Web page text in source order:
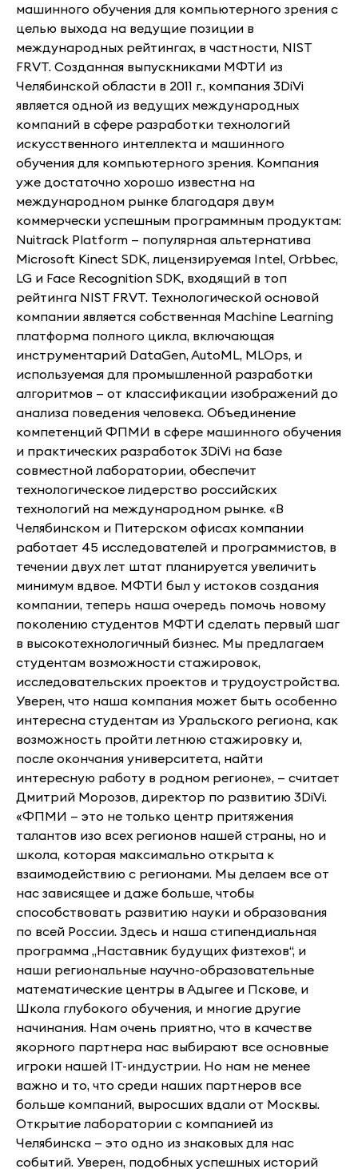
машинного обучения для компьютерного зрения с
целью выхода на ведущие позиции в
международных рейтингах, в частности, NIST
FRVT. Созданная выпускниками МФТИ из
Челябинской области в 2011 г., компания 3DiVi
является одной из ведущих международных
компаний в сфере разработки технологий
искусственного интеллекта и машинного
обучения для компьютерного зрения. Компания
уже достаточно хорошо известна на
международном рынке благодаря двум
коммерчески успешным программным продуктам:
Nuitrack Platform — популярная альтернатива
Microsoft Kinect SDK, лицензируемая Intel, Orbbec,
LG и Face Recognition SDK, входящий в топ
рейтинга NIST FRVT. Технологической основой
компании является собственная Machine Learning
платформа полного цикла, включающая
инструментарий DataGen, AutoML, MLOps, и
используемая для промышленной разработки
алгоритмов — от классификации изображений до
анализа поведения человека. Объединение
компетенций ФПМИ в сфере машинного обучения
и практических разработок 3DiVi на базе
совместной лаборатории, обеспечит
технологическое лидерство российских
технологий на международном рынке. «В
Челябинском и Питерском офисах компании
работает 45 исследователей и программистов, в
течении двух лет штат планируется увеличить
минимум вдвое. МФТИ был у истоков создания
компании, теперь наша очередь помочь новому
поколению студентов МФТИ сделать первый шаг
в высокотехнологичный бизнес. Мы предлагаем
студентам возможности стажировок,
исследовательских проектов и трудоустройства.
Уверен, что наша компания может быть особенно
интересна студентам из Уральского региона, как
возможность пройти летнюю стажировку и,
после окончания университета, найти
интересную работу в родном регионе», — считает
Дмитрий Морозов, директор по развитию 3DiVi.
«ФПМИ — это не только центр притяжения
талантов изо всех регионов нашей страны, но и
школа, которая максимально открыта к
взаимодействию с регионами. Мы делаем все от
нас зависящее и даже больше, чтобы
способствовать развитию науки и образования
по всей России. Здесь и наша стипендиальная
программа „Наставник будущих физтехов“, и
наши региональные научно-образовательные
математические центры в Адыгее и Пскове, и
Школа глубокого обучения, и многие другие
начинания. Нам очень приятно, что в качестве
якорного партнера нас выбирают все основные
игроки нашей IT-индустрии. Но нам не менее
важно и то, что среди наших партнеров все
больше компаний, выросших вдали от Москвы.
Открытие лаборатории с компанией из
Челябинска — это одно из знаковых для нас
событий. Уверен, подобных успешных историй